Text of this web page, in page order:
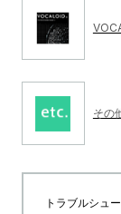
その
トラブルシュ